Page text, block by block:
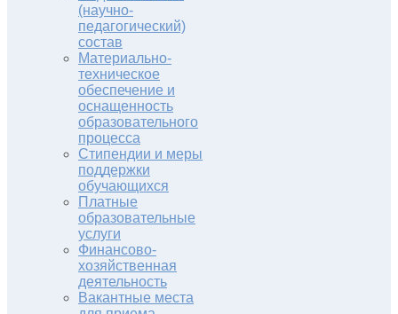
(научно-
педагогический)
состав
Материально-
техническое
обеспечение и
оснащенность
образовательного
процесса
Стипендии и меры
поддержки
обучающихся
Платные
образовательные
услуги
Финансово-
хозяйственная
деятельность
Вакантные места